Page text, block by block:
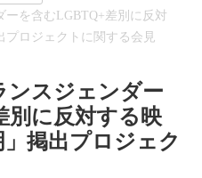
ーを含むLGBTQ+差別に反対
ロジェクトに関する会見
ンスジェンダー
別に反対する映
掲出プロジェク